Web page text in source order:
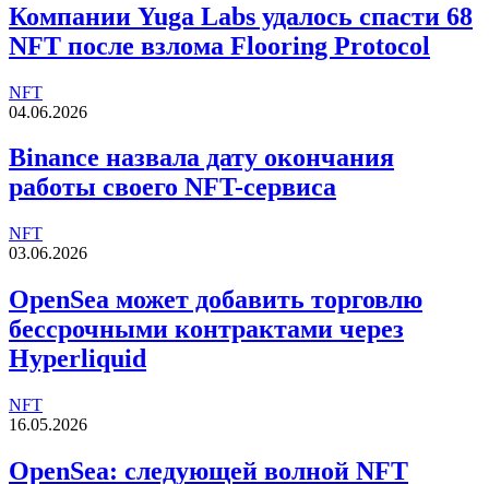
Компании Yuga Labs удалось спасти 68
NFT после взлома Flooring Protocol
NFT
04.06.2026
Binance назвала дату окончания
работы своего NFT-сервиса
NFT
03.06.2026
OpenSea может добавить торговлю
бессрочными контрактами через
Hyperliquid
NFT
16.05.2026
OpenSea: следующей волной NFT